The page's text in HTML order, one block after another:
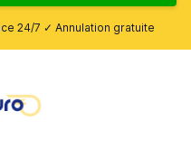
24/7 ✓ Annulation gratuite